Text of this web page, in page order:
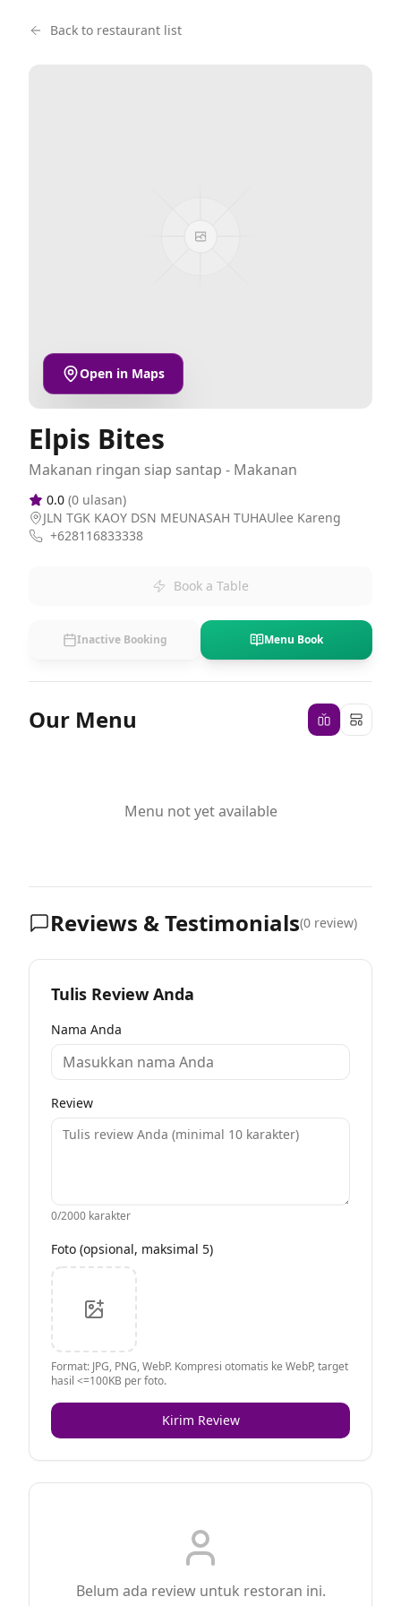
Back to restaurant list
Open in Maps
Elpis Bites
Makanan ringan siap santap - Makanan
0.0 (0 ulasan)
JLN TGK KAOY DSN MEUNASAH TUHAUlee Kareng
+628116833338
Book a Table
Inactive Booking Menu Book
Our Menu
Menu not yet available
Reviews & Testimonials(0 review)
Tulis Review Anda
Nama Anda
Review
0/2000 karakter
Foto (opsional, maksimal 5)
Format: JPG, PNG, WebP. Kompresi otomatis ke WebP, target
hasil <=100KB per foto.
Kirim Review
Belum ada review untuk restoran ini.